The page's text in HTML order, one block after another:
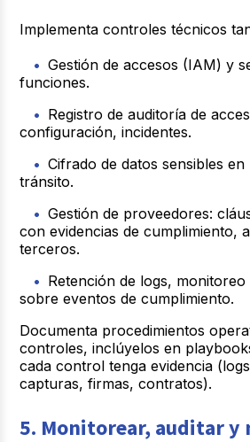
Implementa controles técnicos
Gestión de accesos (IAM) y
funciones.
Registro de auditoría de
configuración, incidentes.
Cifrado de datos sensibles
tránsito.
Gestión de proveedores:
con evidencias de cumplimiento,
terceros.
Retención de logs, monitoreo
sobre eventos de cumplimiento.
Documenta procedimientos
controles, inclúyelos en
cada control tenga evidencia
capturas, firmas, contratos).
5. Monitorear, auditar y